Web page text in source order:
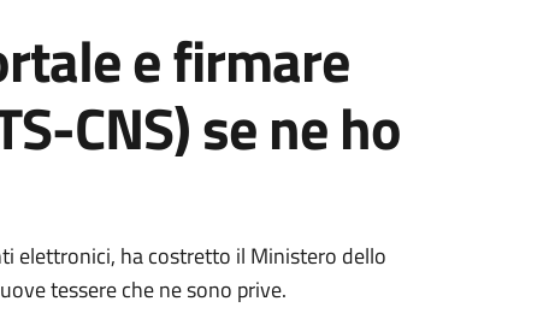
e firmare
CNS) se ne ho
elettronici, ha costretto il Ministero dello
tessere che ne sono prive.